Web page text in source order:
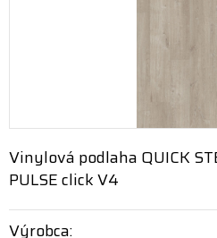
Vinylová podlaha QUICK
PULSE click V4
Výrobca: